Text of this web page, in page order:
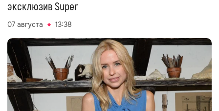
эксклюзив Super
07 августа 13:38